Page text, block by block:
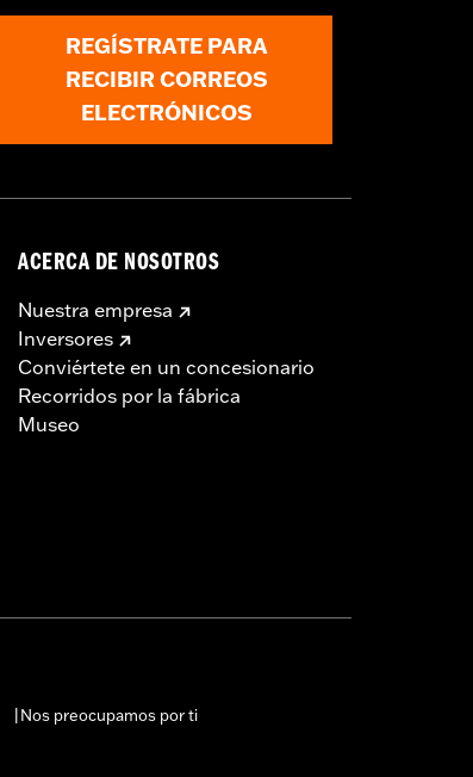
REGÍSTRATE PARA
RECIBIR CORREOS
ELECTRÓNICOS
ACERCA DE NOSOTROS
Nuestra empresa
Inversores
Conviértete en un concesionario
Recorridos por la fábrica
Museo
Nos preocupamos por ti